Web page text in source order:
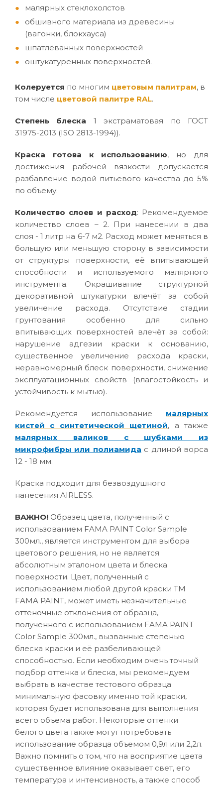
малярных стеклохолстов
обшивного материала из древесины
(вагонки, блокхауса)
шпатлёванных поверхностей
оштукатуренных поверхностей.
Колеруется по многим цветовым палитрам, в
том числе цветовой палитре RAL.
Степень блеска 1 экстраматовая по ГОСТ
31975-2013 (ISO 2813-1994)).
Краска готова к использованию, но для
достижения рабочей вязкости допускается
разбавление водой питьевого качества до 5%
по объему.
Количество слоев и расход: Рекомендуемое
количество слоев – 2. При нанесении в два
слоя - 1 литр на 6-7 м2. Расход может меняться в
большую или меньшую сторону в зависимости
от структуры поверхности, её впитывающей
способности и используемого малярного
инструмента. Окрашивание структурной
декоративной штукатурки влечёт за собой
увеличение расхода. Отсутствие стадии
грунтования особенно для сильно
впитывающих поверхностей влечёт за собой:
нарушение адгезии краски к основанию,
существенное увеличение расхода краски,
неравномерный блеск поверхности, снижение
эксплуатационных свойств (влагостойкость и
устойчивость к мытью).
Рекомендуется использование малярных
кистей с синтетической щетиной, а также
малярных валиков с шубками из
микрофибры или полиамида с длиной ворса
12 - 18 мм.
Краска подходит для безвоздушного
нанесения AIRLESS.
ВАЖНО! Образец цвета, полученный с
использованием FAMA PAINT Color Sample
300мл., является инструментом для выбора
цветового решения, но не является
абсолютным эталоном цвета и блеска
поверхности. Цвет, полученный с
использованием любой другой краски ТМ
FAMA PAINT, может иметь незначительные
оттеночные отклонения от образца,
полученного с использованием FAMA PAINT
Color Sample 300мл., вызванные степенью
блеска краски и её разбеливающей
способностью. Если необходим очень точный
подбор оттенка и блеска, мы рекомендуем
выбрать в качестве тестового образца
минимальную фасовку именно той краски,
которая будет использована для выполнения
всего объема работ. Некоторые оттенки
белого цвета также могут потребовать
использование образца объемом 0,9л или 2,2л.
Важно помнить о том, что на восприятие цвета
существенное влияние оказывает свет, его
температура и интенсивность, а также способ